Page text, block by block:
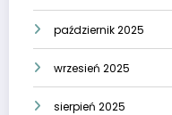
październik 2025
wrzesień 2025
sierpień 2025